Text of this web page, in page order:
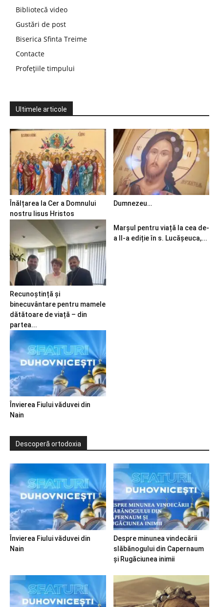
Bibliotecă video
Gustări de post
Biserica Sfinta Treime
Contacte
Profețiile timpului
Ultimele articole
Înălțarea la Cer a Domnului
nostru Iisus Hristos
Dumnezeu…
Recunoștință și
binecuvântare pentru mamele
dătătoare de viață – din
partea...
Marșul pentru viață la cea de-
a II-a ediție în s. Lucășeuca,...
Învierea Fiului văduvei din
Nain
Descoperă ortodoxia
Învierea Fiului văduvei din
Nain
Despre minunea vindecării
slăbănogului din Capernaum
și Rugăciunea inimii